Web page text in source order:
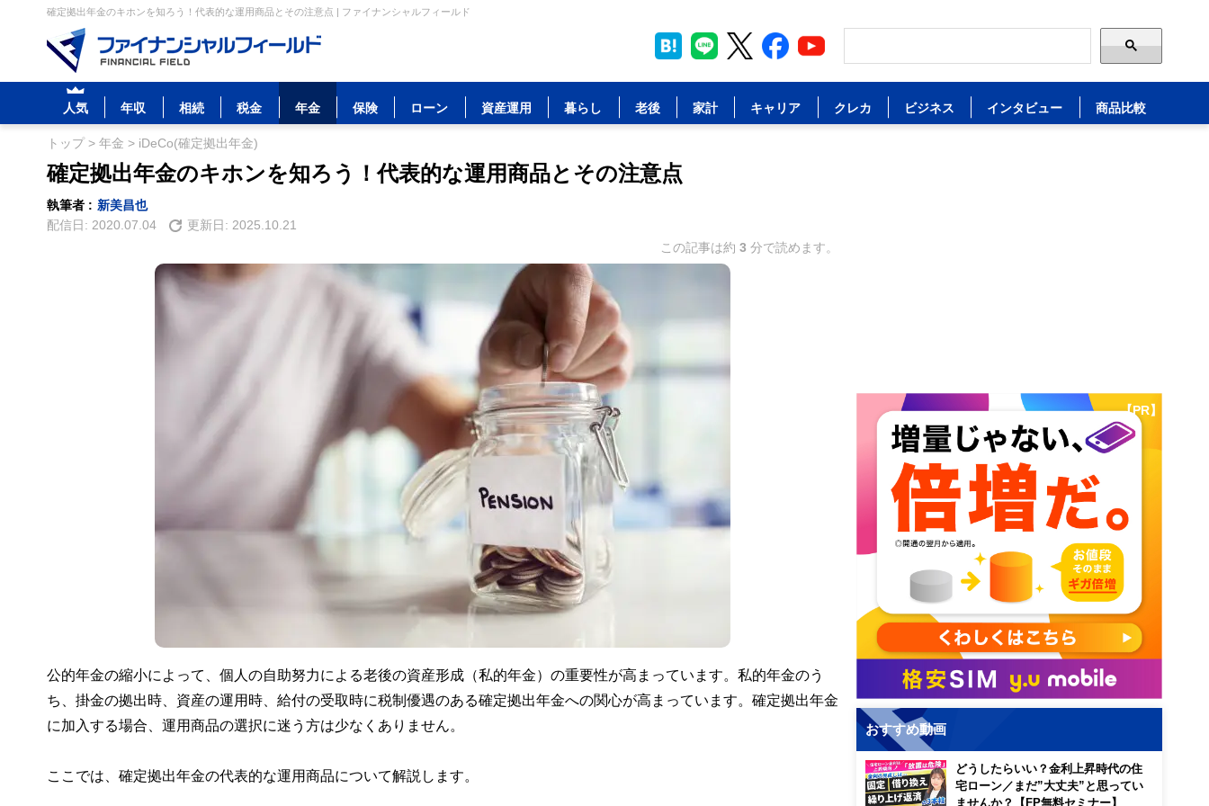
確定拠出年金のキホンを知ろう！代表的な運用商品とその注意点 | ファイナンシャルフィールド
人気 年収 相続 税金 年金 保険 ローン 資産運用 暮らし 老後 家計 キャリア クレカ ビジネス インタビュー 商品比較
トップ> 年金 > iDeCo(確定拠出年金)
確定拠出年金のキホンを知ろう！代表的な運用商品とその注意点
執筆者 : 新美昌也
配信日: 2020.07.04 更新日: 2025.10.21
この記事は約 3 分で読めます。
公的年金の縮小によって、個人の自助努力による老後の資産形成（私的年金）の重要性が高まっています。私的年金のう
ち、掛金の拠出時、資産の運用時、給付の受取時に税制優遇のある確定拠出年金への関心が高まっています。確定拠出年金
に加入する場合、運用商品の選択に迷う方は少なくありません。
ここでは、確定拠出年金の代表的な運用商品について解説します。
【PR】
おすすめ動画
どうしたらいい？金利上昇時代の住
宅ローン／まだ”大丈夫”と思ってい
ませんか？【FP無料セミナー】